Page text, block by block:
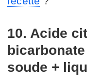
10. Acide
soude +